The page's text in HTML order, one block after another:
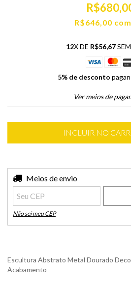
R$646,00 com
12X DE R$56,67
5% de desconto
Ver meios de
Entregas para o CEP:
Meios de envio
Não sei meu CEP
Escultura Abstrato Metal Dourado
Acabamento